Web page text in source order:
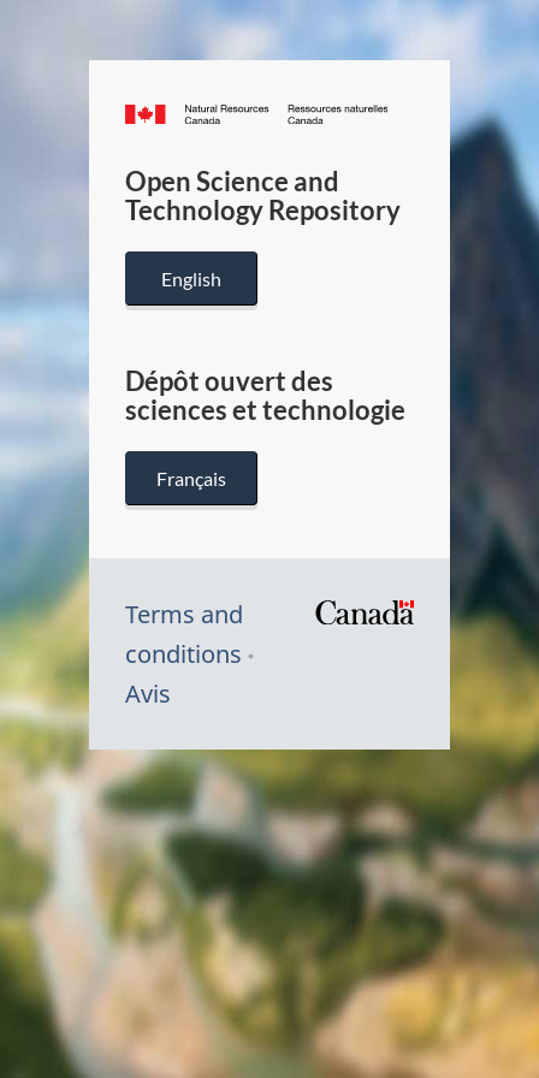
Canada.ca
/
Canada
Open Science and
Technology Repository
English
Dépôt ouvert des
sciences et technologie
Français
Terms and
conditions
Avis
Canada